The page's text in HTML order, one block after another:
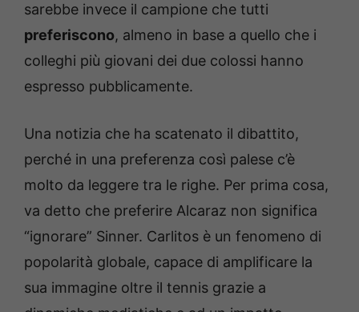
sarebbe invece il campione che tutti
preferiscono, almeno in base a quello che i
colleghi più giovani dei due colossi hanno
espresso pubblicamente.
Una notizia che ha scatenato il dibattito,
perché in una preferenza così palese c’è
molto da leggere tra le righe. Per prima cosa,
va detto che preferire Alcaraz non significa
“ignorare” Sinner. Carlitos è un fenomeno di
popolarità globale, capace di amplificare la
sua immagine oltre il tennis grazie a